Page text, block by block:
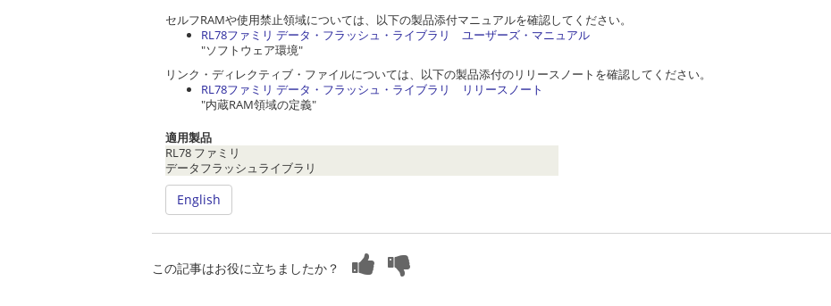
セルフRAMや使用禁止領域については、以下の製品添付マニュアルを確認してください。
RL78ファミリ データ・フラッシュ・ライブラリ ユーザーズ・マニュアル
"ソフトウェア環境"
リンク・ディレクティブ・ファイルについては、以下の製品添付のリリースノートを確認してください。
RL78ファミリ データ・フラッシュ・ライブラリ リリースノート
"内蔵RAM領域の定義"
適用製品
RL78 ファミリ
データフラッシュライブラリ
English
この記事はお役に立ちましたか？